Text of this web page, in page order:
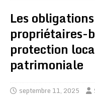
Les
propriétaires-
protection
patrimoniale
septembre 11, 2025